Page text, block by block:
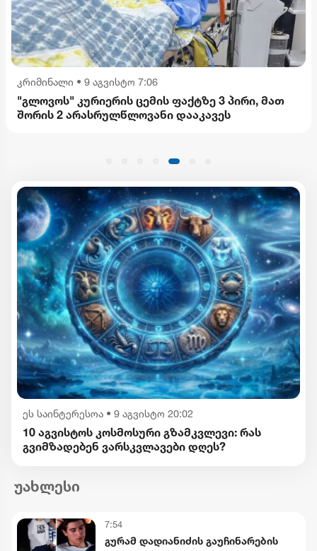
კრიმინალი • 9 აგვისტო 7:06
"გლოვოს" კურიერის ცემის ფაქტზე 3 პირი, მათ
შორის 2 არასრულწლოვანი დააკავეს
ეს საინტერესოა • 9 აგვისტო 20:02
10 აგვისტოს კოსმოსური გზამკვლევი: რას
გვიმზადებენ ვარსკვლავები დღეს?
უახლესი
7:54
გურამ დადიანიძის გაუჩინარების